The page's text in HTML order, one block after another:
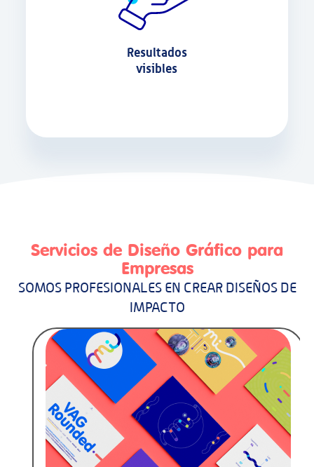
Resultados
visibles
una identidad visual completa,
contenidos gráficos para redes, medimos
Servicios de Diseño Gráfico para
Empresas
SOMOS PROFESIONALES EN CREAR DISEÑOS DE
IMPACTO